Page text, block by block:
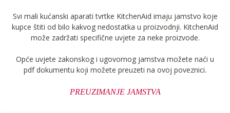
Svi mali kućanski aparati tvrtke KitchenAid imaju jamstvo koje
kupce štiti od bilo kakvog nedostatka u proizvodnji. KitchenAid
može zadržati specifične uvjete za neke proizvode.
Opće uvjete zakonskog i ugovornog jamstva možete naći u
pdf dokumentu koji možete preuzeti na ovoj poveznici.
PREUZIMANJE JAMSTVA